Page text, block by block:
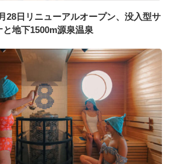
28日リニューアルオープン、没入型サ
と地下1500m源泉温泉